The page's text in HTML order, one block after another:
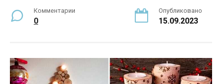
Комментарии
0
Опубликовано
15.09.2023